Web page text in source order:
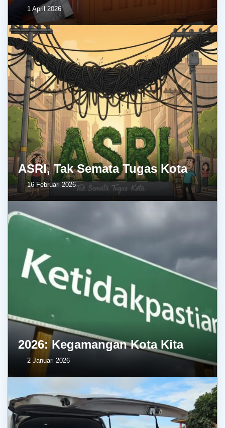
1 April 2026
ASRI, Tak Semata Tugas Kota
16 Februari 2026
2026: Kegamangan Kota Kita
2 Januari 2026